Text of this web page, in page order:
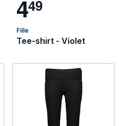
449
Fille
Tee-shirt - Violet